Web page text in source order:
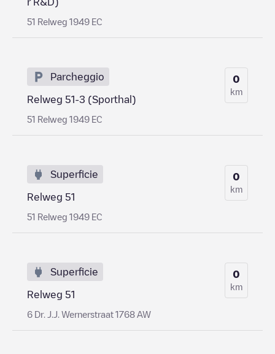
51 Relweg 1949 EC
Parcheggio
Relweg 51-3 (Sporthal)
51 Relweg 1949 EC
0
km
Superficie
Relweg 51
51 Relweg 1949 EC
0
km
Superficie
Relweg 51
6 Dr. J.J. Wernerstraat 1768 AW
0
km